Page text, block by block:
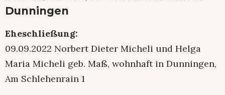
Dunningen
Eheschließung:
09.09.2022 Norbert Dieter Micheli und Helga
Maria Micheli geb. Maß, wohnhaft in Dunningen,
Am Schlehenrain 1